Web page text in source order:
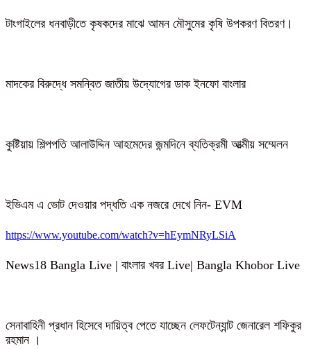
টাংগাইলের ধনবাড়ীতে কৃষকদের মাঝে আমন মৌসুমের কৃষি উপকরণ বিতরণ।
মাদকের বিরুদ্ধে সমন্বিত জাতীয় উদ্যোগের ডাক ইনফো বাংলার
কুষ্টিয়ায় শিল্পপতি আলাউদ্দিন আহমেদের জন্মদিনে ব্যতিক্রমী আত্মীয় সম্মেলন
ইভিএম এ ভোট দেওয়ার পদ্ধতি এক নজরে দেখে নিন- EVM
https://www.youtube.com/watch?v=hEymNRyLSiA
News18 Bangla Live | বাংলার খবর Live| Bangla Khobor Live
সেনাবাহিনী প্রধান হিসেবে দায়িত্ব পেতে যাচ্ছেন লেফটেন্যান্ট জেনারেল শফিকুর
রহমান ।